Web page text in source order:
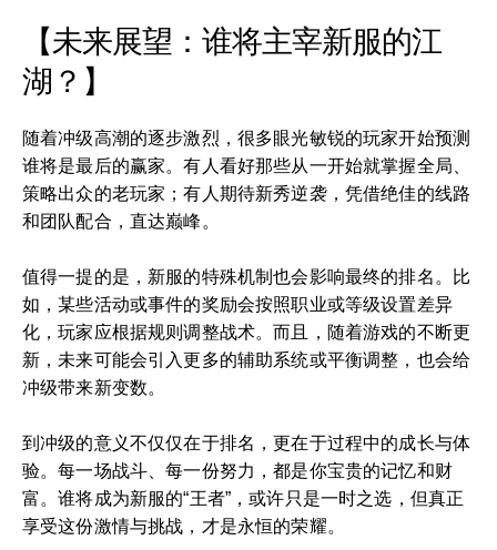
【未来展望：谁将主宰新服的江
湖？】
随着冲级高潮的逐步激烈，很多眼光敏锐的玩家开始预测
谁将是最后的赢家。有人看好那些从一开始就掌握全局、
策略出众的老玩家；有人期待新秀逆袭，凭借绝佳的线路
和团队配合，直达巅峰。
值得一提的是，新服的特殊机制也会影响最终的排名。比
如，某些活动或事件的奖励会按照职业或等级设置差异
化，玩家应根据规则调整战术。而且，随着游戏的不断更
新，未来可能会引入更多的辅助系统或平衡调整，也会给
冲级带来新变数。
到冲级的意义不仅仅在于排名，更在于过程中的成长与体
验。每一场战斗、每一份努力，都是你宝贵的记忆和财
富。谁将成为新服的“王者”，或许只是一时之选，但真正
享受这份激情与挑战，才是永恒的荣耀。